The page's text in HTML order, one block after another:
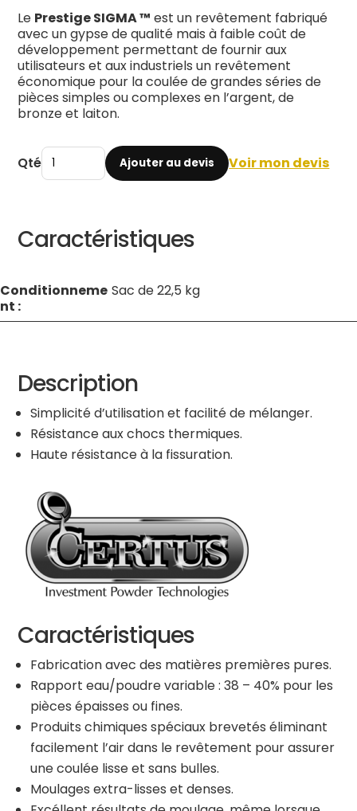
Le Prestige SIGMA ™ est un revêtement fabriqué
avec un gypse de qualité mais à faible coût de
développement permettant de fournir aux
utilisateurs et aux industriels un revêtement
économique pour la coulée de grandes séries de
pièces simples ou complexes en l’argent, de
bronze et laiton.
Qté Ajouter au devis Voir mon devis
Caractéristiques
Conditionneme
nt :
Sac de 22,5 kg
Description
Simplicité d’utilisation et facilité de mélanger.
Résistance aux chocs thermiques.
Haute résistance à la fissuration.
Caractéristiques
Fabrication avec des matières premières pures.
Rapport eau/poudre variable : 38 – 40% pour les
pièces épaisses ou fines.
Produits chimiques spéciaux brevetés éliminant
facilement l’air dans le revêtement pour assurer
une coulée lisse et sans bulles.
Moulages extra-lisses et denses.